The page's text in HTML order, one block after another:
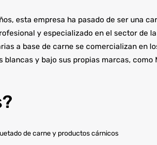
esta empresa ha pasado de ser una
y especializado en el sector de
a base de carne se comercializan en
blancas y bajo sus propias marcas, como
de carne y productos cárnicos